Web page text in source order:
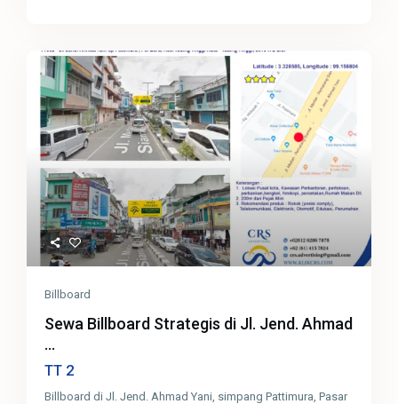
Billboard
Sewa Billboard Strategis di Jl. Jend. Ahmad
...
TT 2
Billboard di Jl. Jend. Ahmad Yani, simpang Pattimura, Pasar